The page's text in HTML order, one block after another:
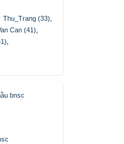
Thu_Trang (33)
Can (41)
bnsc